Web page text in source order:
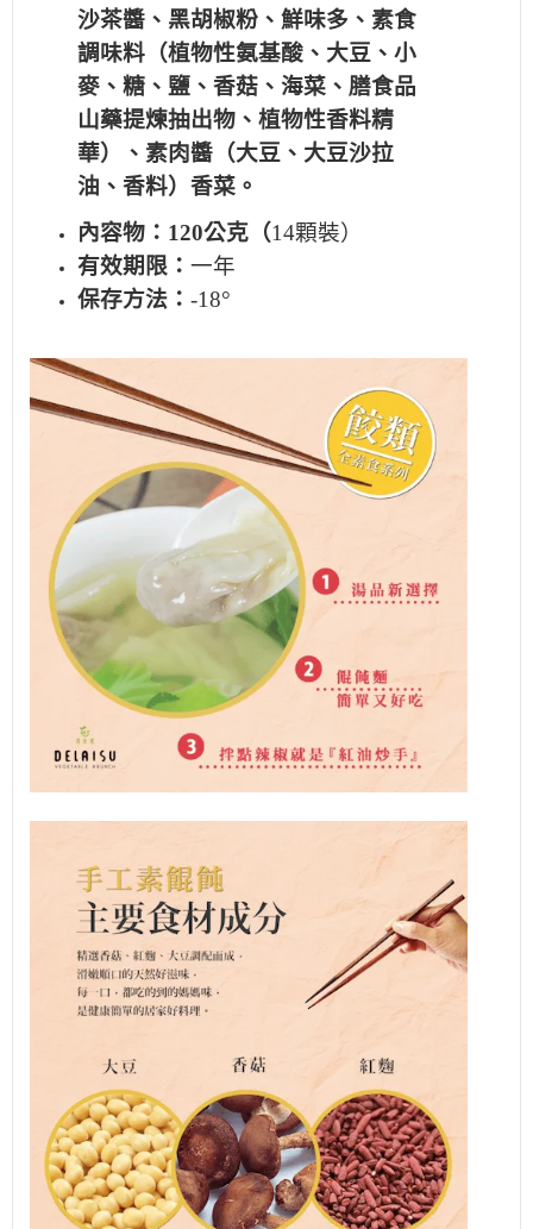
沙茶醬、黑胡椒粉、鮮味多、素食
調味料（植物性氨基酸、大豆、小
麥、糖、鹽、香菇、海菜、膳食品
山藥提煉抽出物、植物性香料精
華）、素肉醬（大豆、大豆沙拉
油、香料）香菜。
內容物：120公克（14顆裝）
有效期限： 一年
保存方法： -18°